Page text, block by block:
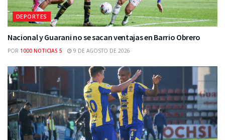
DEPORTES
Nacional y Guarani no se sacan ventajas en Barrio Obrero
POR 1000 NOTICIAS 5 9 DE AGOSTO DE 2026